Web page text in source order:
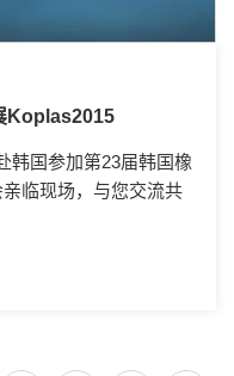
Koplas2015
韩国参加第23届韩国橡
临现场，与您交流共